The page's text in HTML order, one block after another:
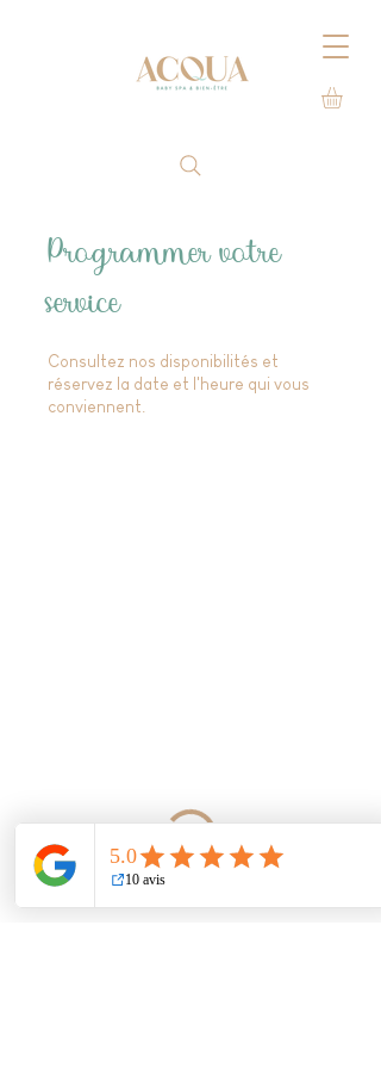
Programmer votre
service
Consultez nos disponibilités et
réservez la date et l'heure qui vous
conviennent.